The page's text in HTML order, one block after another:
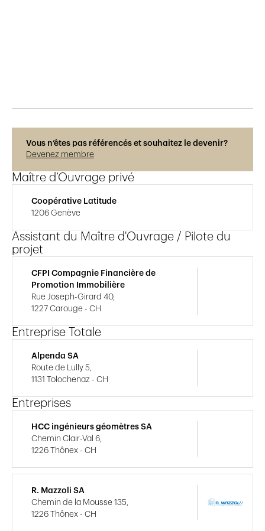
Vous n’êtes pas référencés et souhaitez le devenir?
Devenez membre
Maître d’Ouvrage privé
Coopérative Latitude
1206 Genève
Assistant du Maître d'Ouvrage / Pilote du
projet
CFPI Compagnie Financière de
Promotion Immobilière
Rue Joseph-Girard 40,
1227 Carouge - CH
Entreprise Totale
Alpenda SA
Route de Lully 5,
1131 Tolochenaz - CH
Entreprises
HCC ingénieurs géomètres SA
Chemin Clair-Val 6,
1226 Thônex - CH
R. Mazzoli SA
Chemin de la Mousse 135,
1226 Thônex - CH